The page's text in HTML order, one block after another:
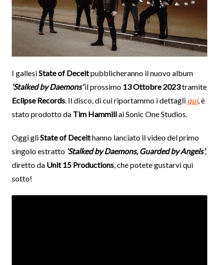
I gallesiState of Deceitpubblicheranno il nuovo album
‘Stalked by Daemons’il prossimo 13 Ottobre 2023tramite
Eclipse Records. Il disco, di cui riportammo i dettagli qui, è
stato prodotto da Tim Hammillai Sonic One Studios.
Oggi gliState of Deceithanno lanciato il video del primo
singolo estratto ‘Stalked by Daemons, Guarded by Angels’,
diretto da Unit 15 Productions, che potete gustarvi qui
sotto!